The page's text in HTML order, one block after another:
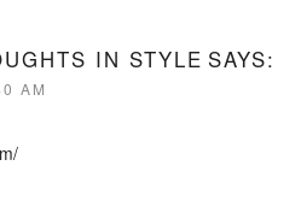
IN STYLE SAYS:
AM